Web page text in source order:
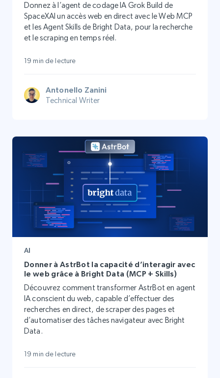
Donnez à l’agent de codage IA Grok Build de
SpaceXAI un accès web en direct avec le Web MCP
et les Agent Skills de Bright Data, pour la recherche
et le scraping en temps réel.
19 min de lecture
Antonello Zanini
Technical Writer
AI
Donner à AstrBot la capacité d’interagir avec
le web grâce à Bright Data (MCP + Skills)
Découvrez comment transformer AstrBot en agent
IA conscient du web, capable d’effectuer des
recherches en direct, de scraper des pages et
d’automatiser des tâches navigateur avec Bright
Data.
19 min de lecture